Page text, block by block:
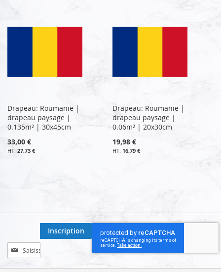
Drapeau: Roumanie |
drapeau paysage |
0.135m² | 30x45cm
33,00 €
27,73 €
Drapeau: Roumanie |
drapeau paysage |
0.06m² | 20x30cm
19,98 €
16,79 €
Inscription
à
notre
Inscription